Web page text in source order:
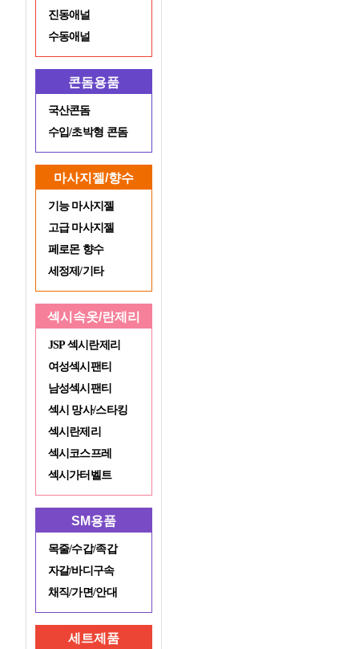
진동애널
수동애널
콘돔용품
국산콘돔
수입/초박형 콘돔
마사지젤/향수
기능 마사지젤
고급 마사지젤
페로몬 향수
세정제/기타
섹시속옷/란제리
JSP 섹시란제리
여성섹시팬티
남성섹시팬티
섹시 망사/스타킹
섹시란제리
섹시코스프레
섹시가터벨트
SM용품
목줄/수갑/족갑
자갈/바디구속
채직/가면/안대
세트제품